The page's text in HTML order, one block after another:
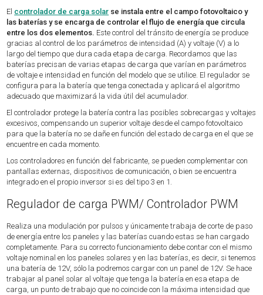
El controlador de carga solar se instala entre el campo fotovoltaico y
las baterías y se encarga de controlar el flujo de energía que circula
entre los dos elementos. Este control del tránsito de energía se produce
gracias al control de los parámetros de intensidad (A) y voltaje (V) a lo
largo del tiempo que dura cada etapa de carga. Recordamos que las
baterías precisan de varias etapas de carga que varían en parámetros
de voltaje e intensidad en función del modelo que se utilice. El regulador se
configura para la batería que tenga conectada y aplicará el algoritmo
adecuado que maximizará la vida útil del acumulador.
El controlador protege la batería contra las posibles sobrecargas y voltajes
excesivos, compensando un superior voltaje desde el campo fotovoltaico
para que la batería no se dañe en función del estado de carga en el que se
encuentre en cada momento.
Los controladores en función del fabricante, se pueden complementar con
pantallas externas, dispositivos de comunicación, o bien se encuentra
integrado en el propio inversor si es del tipo 3 en 1.
Regulador de carga PWM/ Controlador PWM
Realiza una modulación por pulsos y únicamente trabaja de corte de paso
de energía entre los paneles y las baterías cuando estas se han cargado
completamente. Para su correcto funcionamiento debe contar con el mismo
voltaje nominal en los paneles solares y en las baterías, es decir, si tenemos
una batería de 12V, sólo la podremos cargar con un panel de 12V. Se hace
trabajar al panel solar al voltaje que tenga la batería en esa etapa de
carga, un punto de trabajo que no coincide con la máxima intensidad que